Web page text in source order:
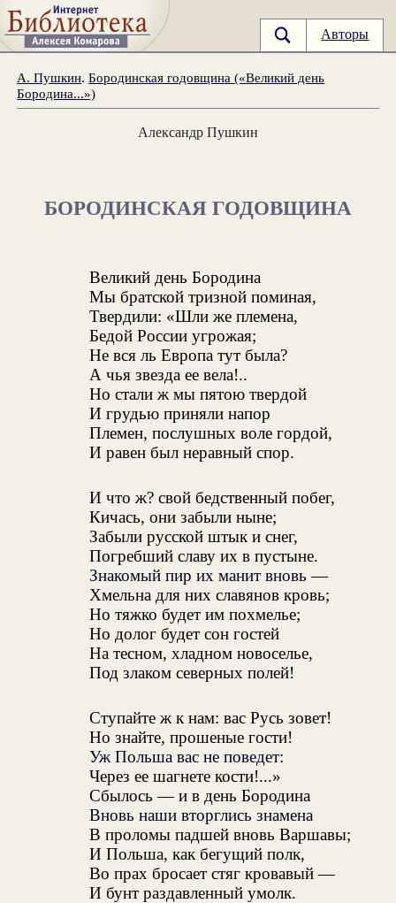
Авторы
А. Пушкин.Бородинская годовщина («Великий день
Бородина...»)
Александр Пушкин
БОРОДИНСКАЯ ГОДОВЩИНА
Великий день Бородина
Мы братской тризной поминая,
Твердили: «Шли же племена,
Бедой России угрожая;
Не вся ль Европа тут была?
А чья звезда ее вела!..
Но стали ж мы пятою твердой
И грудью приняли напор
Племен, послушных воле гордой,
И равен был неравный спор.
И что ж? свой бедственный побег,
Кичась, они забыли ныне;
Забыли русской штык и снег,
Погребший славу их в пустыне.
Знакомый пир их манит вновь —
Хмельна для них славянов кровь;
Но тяжко будет им похмелье;
Но долог будет сон гостей
На тесном, хладном новоселье,
Под злаком северных полей!
Ступайте ж к нам: вас Русь зовет!
Но знайте, прошеные гости!
Уж Польша вас не поведет:
Через ее шагнете кости!...»
Сбылось — и в день Бородина
Вновь наши вторглись знамена
В проломы падшей вновь Варшавы;
И Польша, как бегущий полк,
Во прах бросает стяг кровавый —
И бунт раздавленный умолк.